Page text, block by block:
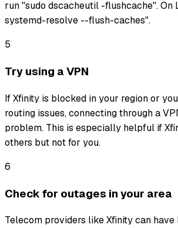
run "sudo dscacheutil -flushcache". On
systemd-resolve --flush-caches".
5
Try using a VPN
If Xfinity is blocked in your region or
routing issues, connecting through a
problem. This is especially helpful if
others but not for you.
6
Check for outages in your area
Telecom providers like Xfinity can